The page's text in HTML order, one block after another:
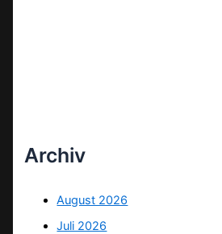
Archiv
August 2026
Juli 2026